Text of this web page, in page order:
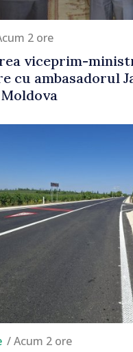
2 ore
viceprim-
cu ambasadorul
/ Acum 2 ore